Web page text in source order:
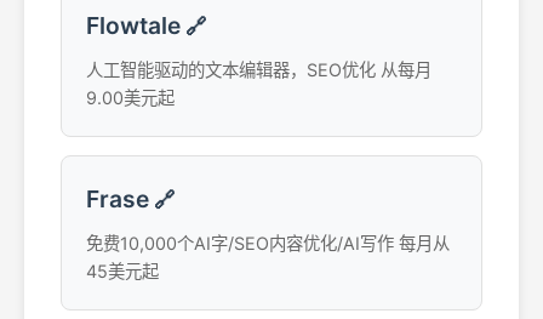
Flowtale 🔗
人工智能驱动的文本编辑器，SEO优化 从每月
9.00美元起
Frase 🔗
免费10,000个AI字/SEO内容优化/AI写作 每月从
45美元起